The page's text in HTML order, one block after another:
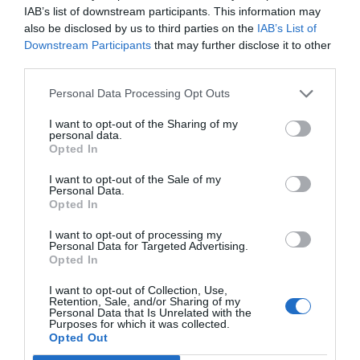
IAB’s list of downstream participants. This information may
also be disclosed by us to third parties on the IAB’s List of
Downstream Participants that may further disclose it to other
Personal Data Processing Opt Outs
I want to opt-out of the Sharing of my
personal data.
Opted In
I want to opt-out of the Sale of my
Personal Data.
Opted In
I want to opt-out of processing my
Personal Data for Targeted Advertising.
Opted In
I want to opt-out of Collection, Use,
Retention, Sale, and/or Sharing of my
Personal Data that Is Unrelated with the
Purposes for which it was collected.
Opted Out
olcsóbban előállítható a korábbiaknál. Egy gyógyszer vagy
diagnosztikai eljárás, amely korábban kezelhetetlen
Mindezek nem egyik napról a másikra születnek meg: mély
kutatás, komplex szakértelem, jelentős tőke és kitartó
fejlesztés kell hozzájuk. Ezt nevezzük deep technek. A deep
tech nem pusztán új termékeket vagy szolgáltatásokat hoz
létre. Egész iparágak erőviszonyait alakíthatja át, és olyan
tudást, gyártási kapacitást, szellemi tulajdont épít, amelyet
Deep Tech konferenciáján megvizsgáljuk, hogyan lesz egy
tudományos vagy mérnöki felismerésből piacképes
és Magyarország az Egyesült Államok és Kína közötti
technológiai versenyben? Mely területeken van valódi
tudásunk és mozgásterünk, hol függünk másoktól, és
évtizede formálja a szakmai rendezvények piacát,
folyamatosan piacvezető pozícióban. Országszerte
évente átlagosan 70 üzleti konferenciát és közel 10
díjátadót szervezünk, 9 iparágban mutatjuk az irányt:
gazdaság, agrár, ingatlan, egészségügy, pénzügy,
járműipar, energia, IT, fenntarthatóság. Évente 40 ezer
résztvevőt érünk el. A Portfolio Rendezvények név
kiemelkedő B2B és B2C networkingre – prémium
hotelekben, exkluzív környezetben, üzleti
kapcsolatépítési és leadgenerálási lehetőségekkel.